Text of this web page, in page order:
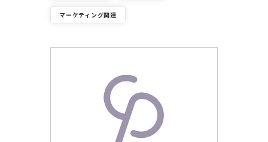
マーケティング関連